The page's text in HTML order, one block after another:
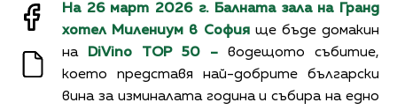
На 26 март 2026 г. Балната зала на Гранд
хотел Милениум в Софияще бъде домакин
на
DiVino TOP 50 – водещото събитие,
което представя най-добрите български
вина за изминалата година и събира на едно